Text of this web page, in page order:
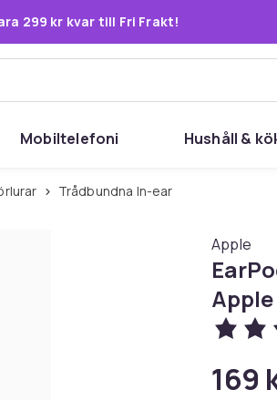
299 kr kvar till Fri Frakt!
Mobiltelefoni Hushåll &
Trådbundna In-ear
Apple
169